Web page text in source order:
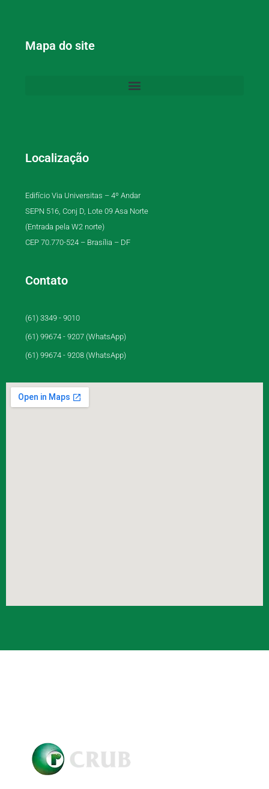
Mapa do site
Localização
Edifício Via Universitas – 4º Andar
SEPN 516, Conj D, Lote 09 Asa Norte
(Entrada pela W2 norte)
CEP 70.770-524 – Brasília – DF
Contato
(61) 3349 - 9010
(61) 99674 - 9207 (WhatsApp)
(61) 99674 - 9208 (WhatsApp)